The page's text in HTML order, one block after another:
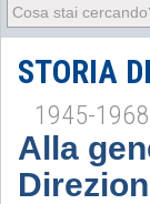
1902-1915 Gli
1915-1945 Tra
1945-1968
1968-2022 Dalla
STORIA
1945-
Alla